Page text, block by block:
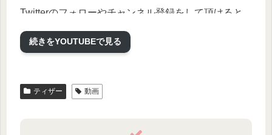
Twitterのフォローやチャンネル登録をして頂けると
s=21&t=YFtBUBDmsIQL_70t31BOfA
続きをYOUTUBEで見る
ティザー 動画